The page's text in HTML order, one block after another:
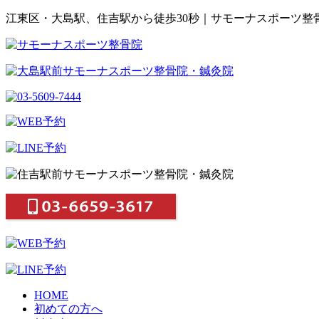
江東区・大島駅、住吉駅から徒歩30秒｜サモーナスポーツ整
HOME
初めての方へ